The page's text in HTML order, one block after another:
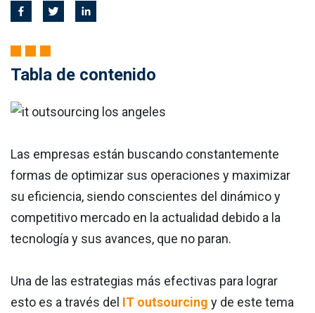
Tabla de contenido
Las empresas están buscando constantemente
formas de optimizar sus operaciones y maximizar
su eficiencia, siendo conscientes del dinámico y
competitivo mercado en la actualidad debido a la
tecnología y sus avances, que no paran.
Una de las estrategias más efectivas para lograr
esto es a través del IT outsourcing y de este tema